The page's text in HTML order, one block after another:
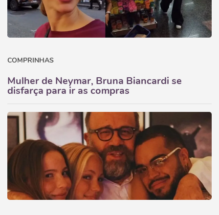
COMPRINHAS
Mulher de Neymar, Bruna Biancardi se
disfarça para ir as compras